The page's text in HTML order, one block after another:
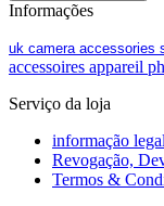
Informações
uk camera accessories
accessoires appareil
Serviço da loja
informação legal
Revogação,
Termos &